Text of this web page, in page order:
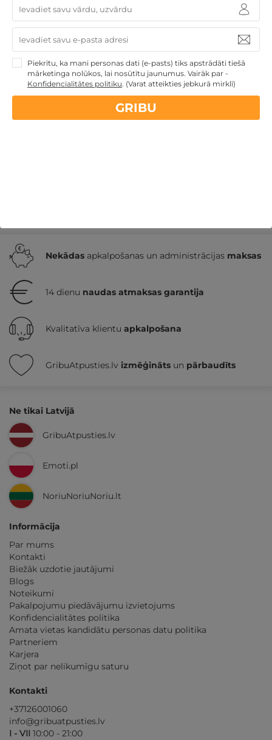
Salons specializējas tradicionālajās taizemiešu
masāžās un eksotiskos SPA rituālos, kā arī piedāvā
profesionālu sejas kosmetoloģiju un endosfēras
aparātprocedūras ķermenim.
Kas veic procedūras masāžas salonā Orchid SPA
Nekādas apkalpošanas un administrācijas maksas
14 dienu naudas atmaksas garantija
Kvalitatīva klientu apkalpošana
GribuAtpusties.lv izmēģināts un pārbaudīts
Ne tikai Latvijā
GribuAtpusties.lv
Emoti.pl
NoriuNoriuNoriu.lt
Informācija
Par mums
Kontakti
Biežāk uzdotie jautājumi
Blogs
Noteikumi
Pakalpojumu piedāvājumu izvietojums
Konfidencialitātes politika
Amata vietas kandidātu personas datu politika
Partneriem
Karjera
Ziņot par nelikumīgu saturu
Kontakti
+37126001060
info@gribuatpusties.lv
I - VII 10:00 - 21:00
Piekrītu, ka mani personas dati (e-pasts) tiks apstrādāti tiešā
mārketinga nolūkos, lai nosūtītu jaunumus. Vairāk par -
Konfidencialitātes politiku. (Varat atteikties jebkurā mirklī)
GRIBU